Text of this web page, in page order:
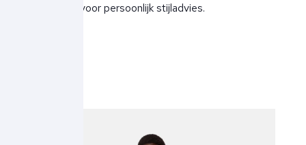
Noordwijk voor persoonlijk stijladvies.